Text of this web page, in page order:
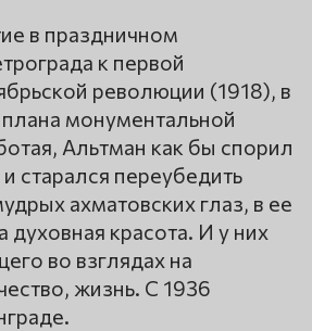
в праздничном
к первой
революции (1918), в
монументальной
Альтман как бы спорил
старался переубедить
ахматовских глаз, в ее
духовная красота. И у них
во взглядах на
жизнь. С 1936